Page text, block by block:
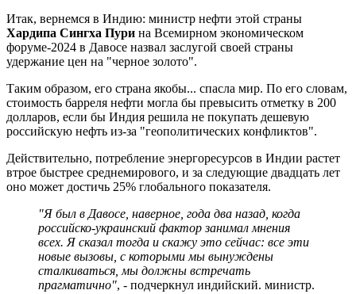
Итак, вернемся в Индию: министр нефти этой страны
Хардипа Сингха Пури на Всемирном экономическом
форуме-2024 в Давосе назвал заслугой своей страны
удержание цен на "черное золото".
Таким образом, его страна якобы... спасла мир. По его словам,
стоимость барреля нефти могла бы превысить отметку в 200
долларов, если бы Индия решила не покупать дешевую
российскую нефть из-за "геополитических конфликтов".
Действительно, потребление энергоресурсов в Индии растет
втрое быстрее среднемирового, и за следующие двадцать лет
оно может достичь 25% глобального показателя.
"Я был в Давосе, наверное, года два назад, когда
российско-украинский фактор занимал мнения
всех. Я сказал тогда и скажу это сейчас: все эти
новые вызовы, с которыми мы вынуждены
сталкиваться, мы должны встречать
прагматично", - подчеркнул индийский. министр.